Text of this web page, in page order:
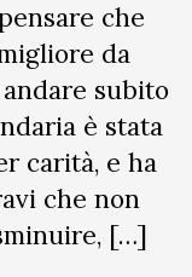
che
da
subito
è stata
carità, e ha
che non
[…]